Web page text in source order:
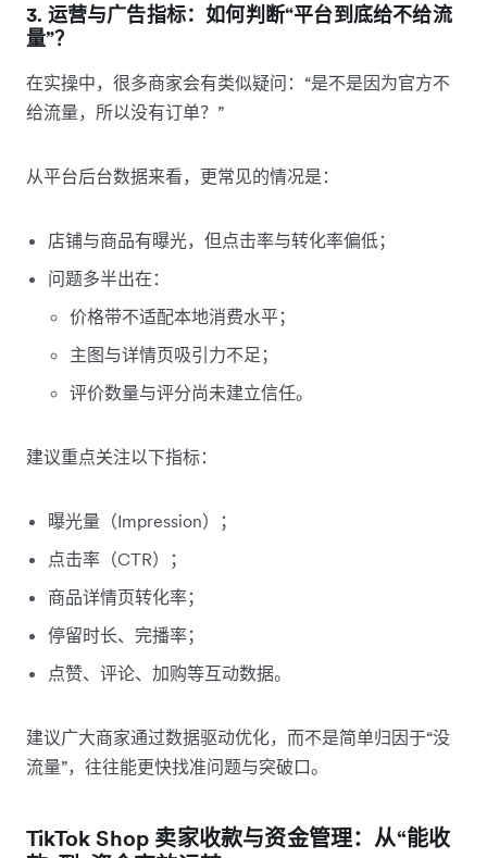
3. 运营与广告指标：如何判断“平台到底给不给流
量”？
在实操中，很多商家会有类似疑问：“是不是因为官方不
给流量，所以没有订单？”
从平台后台数据来看，更常见的情况是：
店铺与商品有曝光，但点击率与转化率偏低；
问题多半出在：
价格带不适配本地消费水平；
主图与详情页吸引力不足；
评价数量与评分尚未建立信任。
建议重点关注以下指标：
曝光量（Impression）；
点击率（CTR）；
商品详情页转化率；
停留时长、完播率；
点赞、评论、加购等互动数据。
建议广大商家通过数据驱动优化，而不是简单归因于“没
流量”，往往能更快找准问题与突破口。
TikTok Shop 卖家收款与资金管理：从“能收